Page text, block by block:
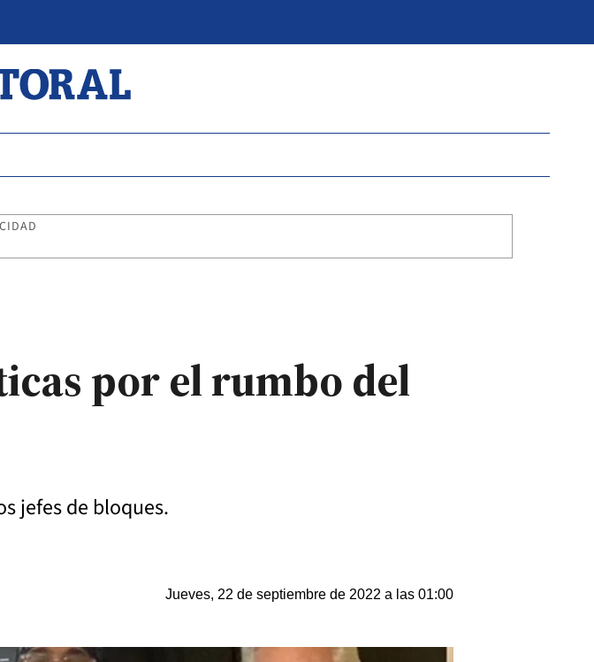
por el rumbo del
jefes de bloques.
Jueves, 22 de septiembre de 2022 a las 01:00